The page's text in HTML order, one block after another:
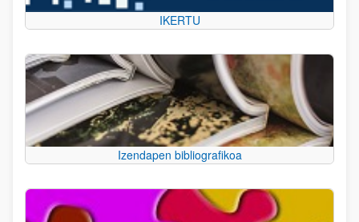
IKERTU
Izendapen bibliografikoa